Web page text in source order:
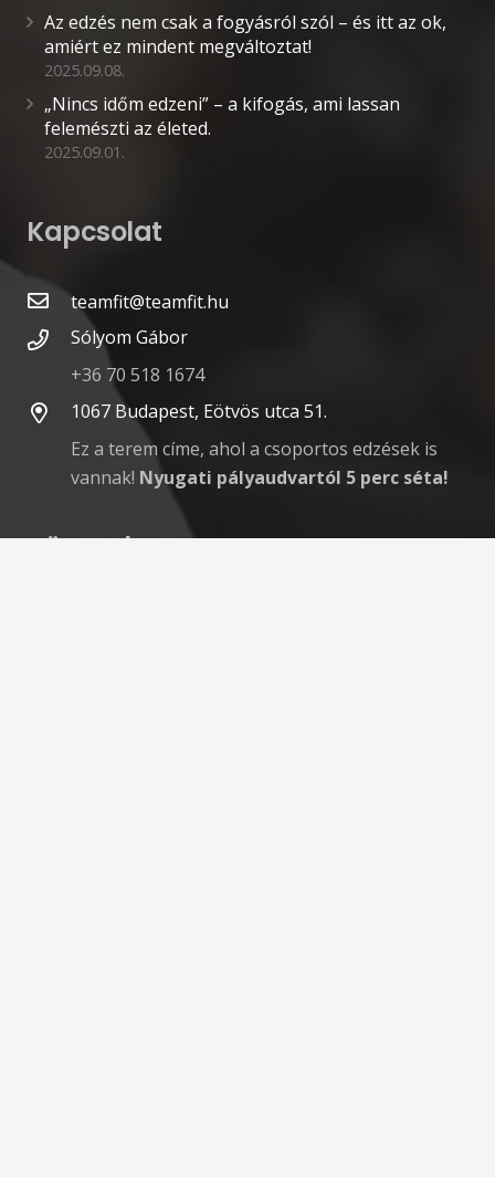
Az edzés nem csak a fogyásról szól – és itt az ok,
amiért ez mindent megváltoztat!
2025.09.08.
„Nincs időm edzeni” – a kifogás, ami lassan
felemészti az életed.
2025.09.01.
Kapcsolat
teamfit@teamfit.hu
Sólyom Gábor
+36 70 518 1674
1067 Budapest, Eötvös utca 51.
Ez a terem címe, ahol a csoportos edzések is
vannak! Nyugati pályaudvartól 5 perc séta!
Kövess be!